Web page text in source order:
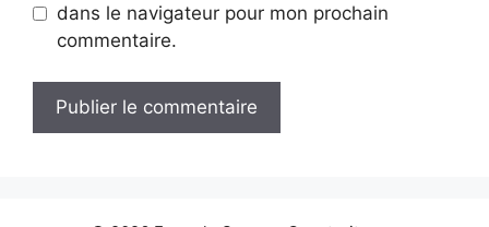
dans le navigateur pour mon prochain
commentaire.